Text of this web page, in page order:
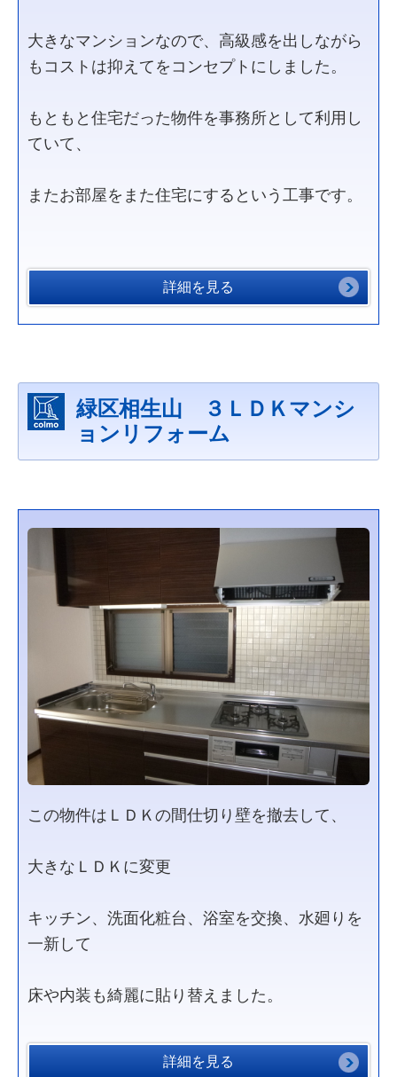
大きなマンションなので、高級感を出しながら
もコストは抑えてをコンセプトにしました。
もともと住宅だった物件を事務所として利用し
ていて、
またお部屋をまた住宅にするという工事です。
詳細を見る
緑区相生山 ３ＬＤＫマンシ
ョンリフォーム
この物件はＬＤＫの間仕切り壁を撤去して、
大きなＬＤＫに変更
キッチン、洗面化粧台、浴室を交換、水廻りを
一新して
床や内装も綺麗に貼り替えました。
詳細を見る